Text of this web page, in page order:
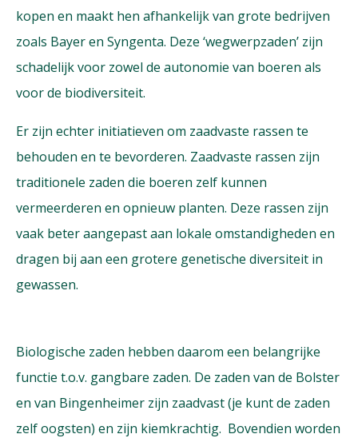
kopen en maakt hen afhankelijk van grote bedrijven
zoals Bayer en Syngenta. Deze ‘wegwerpzaden’ zijn
schadelijk voor zowel de autonomie van boeren als
voor de biodiversiteit.
Er zijn echter initiatieven om zaadvaste rassen te
behouden en te bevorderen. Zaadvaste rassen zijn
traditionele zaden die boeren zelf kunnen
vermeerderen en opnieuw planten. Deze rassen zijn
vaak beter aangepast aan lokale omstandigheden en
dragen bij aan een grotere genetische diversiteit in
gewassen.
Biologische zaden hebben daarom een belangrijke
functie t.o.v. gangbare zaden. De zaden van de Bolster
en van Bingenheimer zijn zaadvast (je kunt de zaden
zelf oogsten) en zijn kiemkrachtig. Bovendien worden